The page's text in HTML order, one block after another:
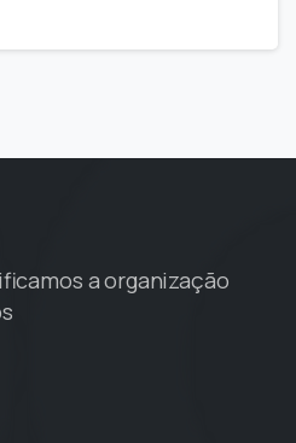
a organização